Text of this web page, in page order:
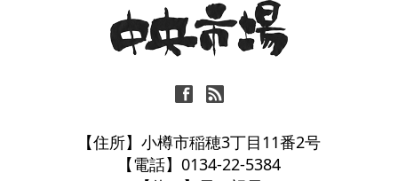
ä ñ
【住所】小樽市稲穂3丁目11番2号
【電話】0134-22-5384